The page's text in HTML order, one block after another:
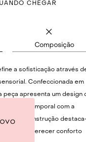
CHEGAR
Composição
a sofisticação através
Confeccionada em
peça apresenta um design
atemporal com a
Sua construção
para oferecer conforto